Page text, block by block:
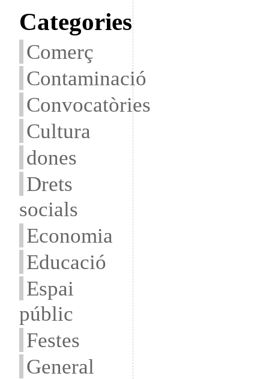
Categories
Comerç
Contaminació
Convocatòries
Cultura
dones
Drets
socials
Economia
Educació
Espai
públic
Festes
General